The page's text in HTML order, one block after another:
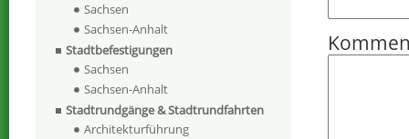
Sachsen
Sachsen-Anhalt
Stadtbefestigungen
Sachsen
Sachsen-Anhalt
Stadtrundgänge & Stadtrundfahrten
Architekturführung